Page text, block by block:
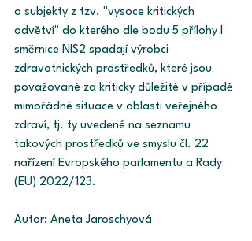
o subjekty z tzv. "vysoce kritických
odvětví" do kterého dle bodu 5 přílohy I
směrnice NIS2 spadají výrobci
zdravotnických prostředků, které jsou
považované za kriticky důležité v případě
mimořádné situace v oblasti veřejného
zdraví, tj. ty uvedené na seznamu
takových prostředků ve smyslu čl. 22
nařízení Evropského parlamentu a Rady
(EU) 2022/123.
Autor: Aneta Jaroschyová